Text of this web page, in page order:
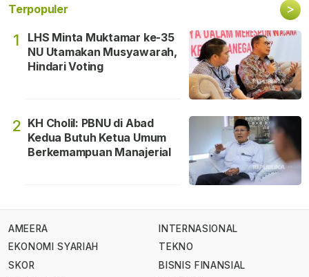
Terpopuler >
1
LHS Minta Muktamar ke-35
NU Utamakan Musyawarah,
Hindari Voting
2 KH Cholil: PBNU di Abad
Kedua Butuh Ketua Umum
Berkemampuan Manajerial
AMEERA
EKONOMI SYARIAH
SKOR
INTERNASIONAL
TEKNO
BISNIS FINANSIAL